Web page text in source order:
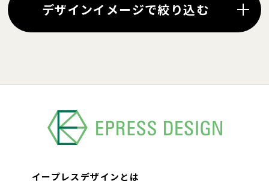
デザインイメージで絞り込む
イープレスデザインとは